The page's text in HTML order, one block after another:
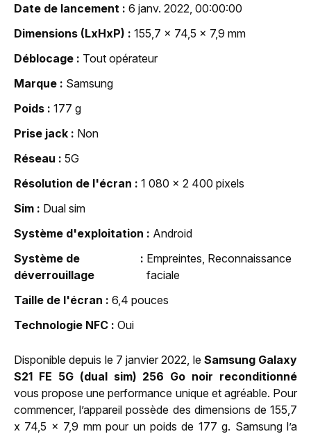
Date de lancement
6 janv. 2022, 00:00:00
Dimensions (LxHxP)
155,7 x 74,5 x 7,9 mm
Déblocage
Tout opérateur
Marque
Samsung
Poids
177 g
Prise jack
Non
Réseau
5G
Résolution de l'écran
1 080 x 2 400 pixels
Sim
Dual sim
Système d'exploitation
Android
Système de
déverrouillage
Empreintes, Reconnaissance
faciale
Taille de l'écran
6,4 pouces
Technologie NFC
Oui
Disponible depuis le 7 janvier 2022, le Samsung Galaxy
S21 FE 5G (dual sim) 256 Go noir reconditionné
vous propose une performance unique et agréable. Pour
commencer, l’appareil possède des dimensions de 155,7
x 74,5 x 7,9 mm pour un poids de 177 g. Samsung l’a